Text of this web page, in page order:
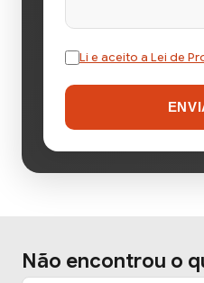
Li e aceito a Lei de
Não encontrou o